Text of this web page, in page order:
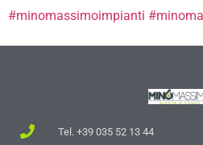
#minomassimoimpianti
Tel. +39 035 52 13 44